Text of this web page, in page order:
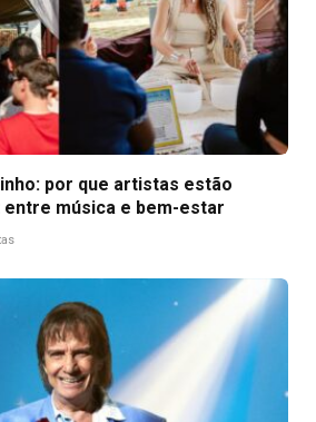
por que artistas estão
música e bem-estar